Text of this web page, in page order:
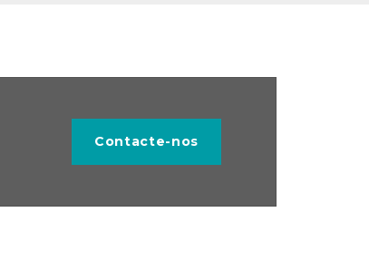
Contacte-nos